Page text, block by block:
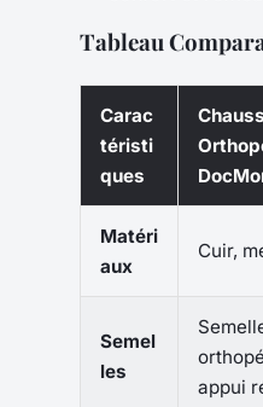
Tableau
Carac
téristi
ques
Matéri
aux
Cuir,
Semel
les
appui